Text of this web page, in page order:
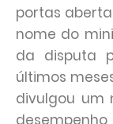
portas
nome do
da disputa
últimos
divulgou um